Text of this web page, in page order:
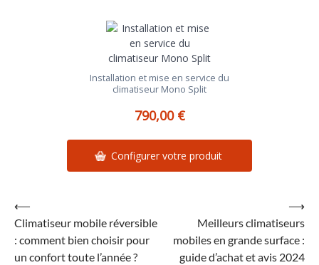
Installation et mise en service du
climatiseur Mono Split
790,00 €
Configurer votre produit
Navigation
de
l’article
⟵
Climatiseur mobile réversible
: comment bien choisir pour
un confort toute l’année ?
Meilleurs climatiseurs
mobiles en grande surface :
guide d’achat et avis 2024
⟶